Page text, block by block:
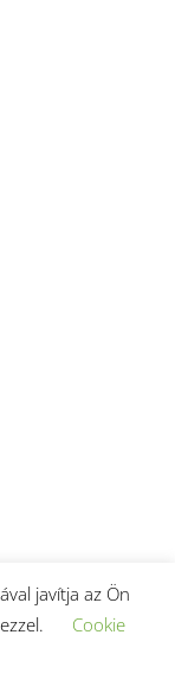
javítja az Ön
Cookie